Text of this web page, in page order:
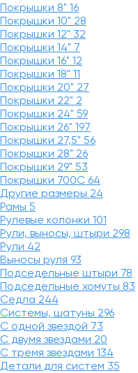
Покрышки 8" 16
Покрышки 10" 28
Покрышки 12" 32
Покрышки 14" 7
Покрышки 16" 12
Покрышки 18" 11
Покрышки 20" 27
Покрышки 22" 2
Покрышки 24" 59
Покрышки 26" 197
Покрышки 27,5" 56
Покрышки 28" 26
Покрышки 29" 53
Покрышки 700C 64
Другие размеры 24
Рамы 5
Рулевые колонки 101
Рули, выносы, штыри 298
Рули 42
Выносы руля 93
Подседельные штыри 78
Подседельные хомуты 83
Седла 244
Системы, шатуны 296
С одной звездой 73
С двумя звездами 20
С тремя звездами 134
Детали для систем 35